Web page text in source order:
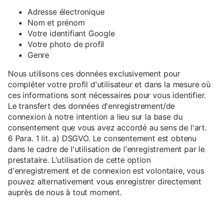
Adresse électronique
Nom et prénom
Votre identifiant Google
Votre photo de profil
Genre
Nous utilisons ces données exclusivement pour
compléter votre profil d'utilisateur et dans la mesure où
ces informations sont nécessaires pour vous identifier.
Le transfert des données d'enregistrement/de
connexion à notre intention a lieu sur la base du
consentement que vous avez accordé au sens de l'art.
6 Para. 1 lit. a) DSGVO. Le consentement est obtenu
dans le cadre de l'utilisation de l'enregistrement par le
prestataire. L'utilisation de cette option
d'enregistrement et de connexion est volontaire, vous
pouvez alternativement vous enregistrer directement
auprès de nous à tout moment.